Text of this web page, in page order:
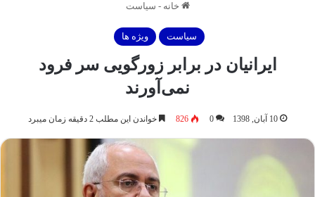
خانه - سیاست
سیاست ویژه ها
ایرانیان در برابر زورگویی سر فرود
نمی‌آورند
10 آبان, 1398 0
826 خواندن این مطلب 2 دقیقه زمان میبرد